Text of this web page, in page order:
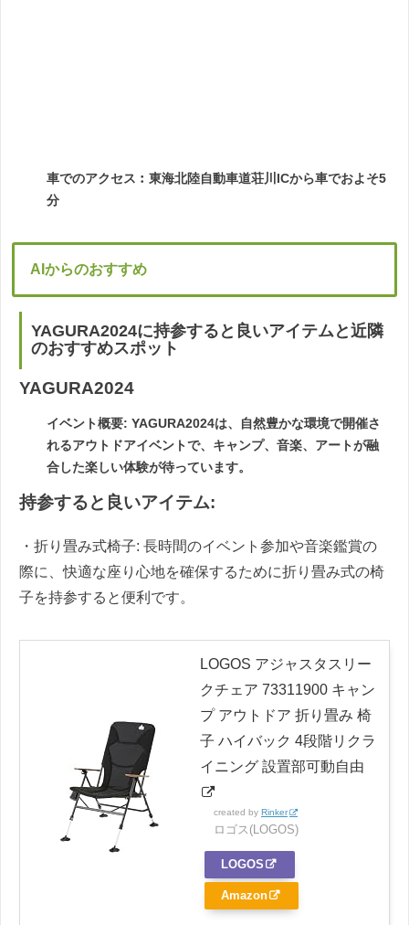
車でのアクセス︰東海北陸自動車道荘川ICから車でおよそ5
分
AIからのおすすめ
YAGURA2024に持参すると良いアイテムと近隣
のおすすめスポット
YAGURA2024
イベント概要: YAGURA2024は、自然豊かな環境で開催さ
れるアウトドアイベントで、キャンプ、音楽、アートが融
合した楽しい体験が待っています。
持参すると良いアイテム:
・折り畳み式椅子: 長時間のイベント参加や音楽鑑賞の
際に、快適な座り心地を確保するために折り畳み式の椅
子を持参すると便利です。
LOGOS アジャスタスリー
クチェア 73311900 キャン
プ アウトドア 折り畳み 椅
子 ハイバック 4段階リクラ
イニング 設置部可動自由
created by Rinker
ロゴス(LOGOS)
LOGOS
Amazon